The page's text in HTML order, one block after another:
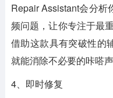
Repair Assistant会分
频问题，让你专注于最
借助这款具有突破性的
就能消除不必要的咔嗒
4、即时修复